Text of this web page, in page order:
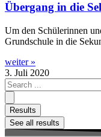
Übergang in die
Um den Schülerinnen
Grundschule in die
weiter »
3. Juli 2020
Search
...
Results
See all results